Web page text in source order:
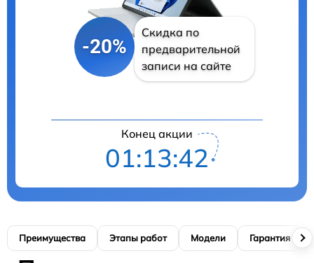
-20%
Скидка по
предварительной
записи на сайте
Конец акции
01:13:41
Преимущества Этапы работ Модели Гарантия